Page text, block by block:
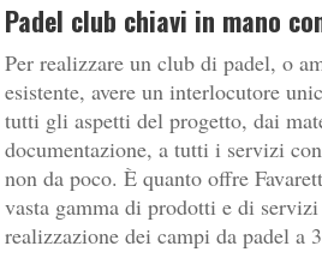
Padel club chiavi in mano
Per realizzare un club di padel, o
esistente, avere un interlocutore
tutti gli aspetti del progetto, dai
documentazione, a tutti i servizi
non da poco. È quanto offre
vasta gamma di prodotti e di
realizzazione dei campi da padel a